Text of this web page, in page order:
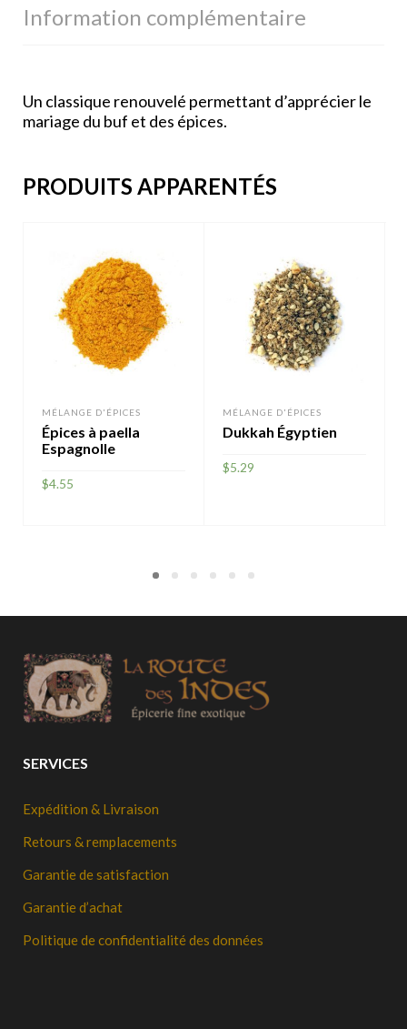
Information complémentaire
Un classique renouvelé permettant d’apprécier le
mariage du buf et des épices.
PRODUITS APPARENTÉS
MÉLANGE D'ÉPICES
Épices à paella
Espagnolle
$4.55
MÉLANGE D'ÉPICES
Dukkah Égyptien
$5.29
SERVICES
Expédition & Livraison
Retours & remplacements
Garantie de satisfaction
Garantie d’achat
Politique de confidentialité des données